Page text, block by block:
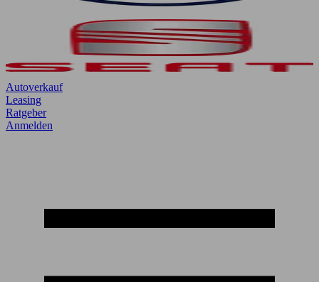
Autoverkauf
Leasing
Ratgeber
Anmelden